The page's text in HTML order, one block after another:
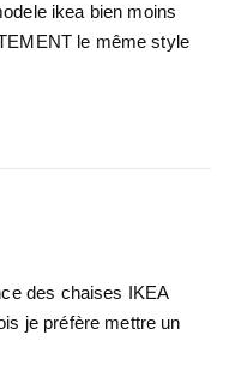
ikea bien moins
le même style
des chaises IKEA
je préfère mettre un